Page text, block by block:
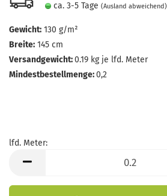
ca. 3-5 Tage (Ausland abweichend)
Gewicht: 130 g/m²
Breite: 145 cm
Versandgewicht:0.19 kg je lfd. Meter
Mindestbestellmenge:0,2
lfd. Meter:
Meter